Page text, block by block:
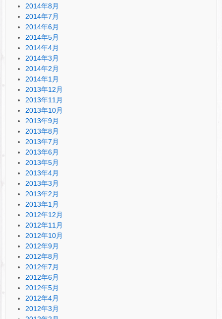
2014年8月
2014年7月
2014年6月
2014年5月
2014年4月
2014年3月
2014年2月
2014年1月
2013年12月
2013年11月
2013年10月
2013年9月
2013年8月
2013年7月
2013年6月
2013年5月
2013年4月
2013年3月
2013年2月
2013年1月
2012年12月
2012年11月
2012年10月
2012年9月
2012年8月
2012年7月
2012年6月
2012年5月
2012年4月
2012年3月